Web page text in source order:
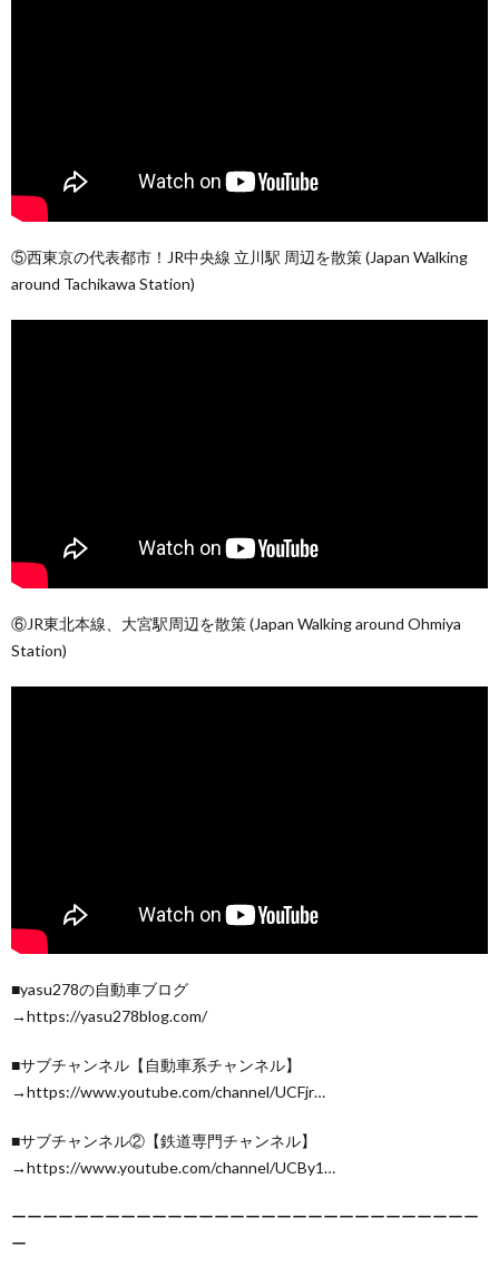
⑤西東京の代表都市！JR中央線 立川駅 周辺を散策 (Japan Walking
around Tachikawa Station)
⑥JR東北本線、大宮駅周辺を散策 (Japan Walking around Ohmiya
Station)
■yasu278の自動車ブログ
→https://yasu278blog.com/
■サブチャンネル【自動車系チャンネル】
→https://www.youtube.com/channel/UCFjr…
■サブチャンネル②【鉄道専門チャンネル】
→https://www.youtube.com/channel/UCBy1…
ーーーーーーーーーーーーーーーーーーーーーーーーーーーーーー
ー